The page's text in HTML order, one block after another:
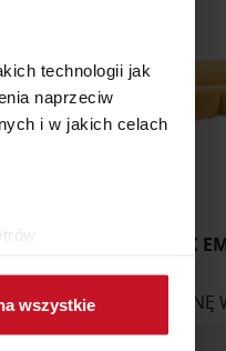
technologii jak
naprzeciw
i w jakich celach
w
wszystkie
NAROŻNIK
ZAPYTAJ O CENĘ